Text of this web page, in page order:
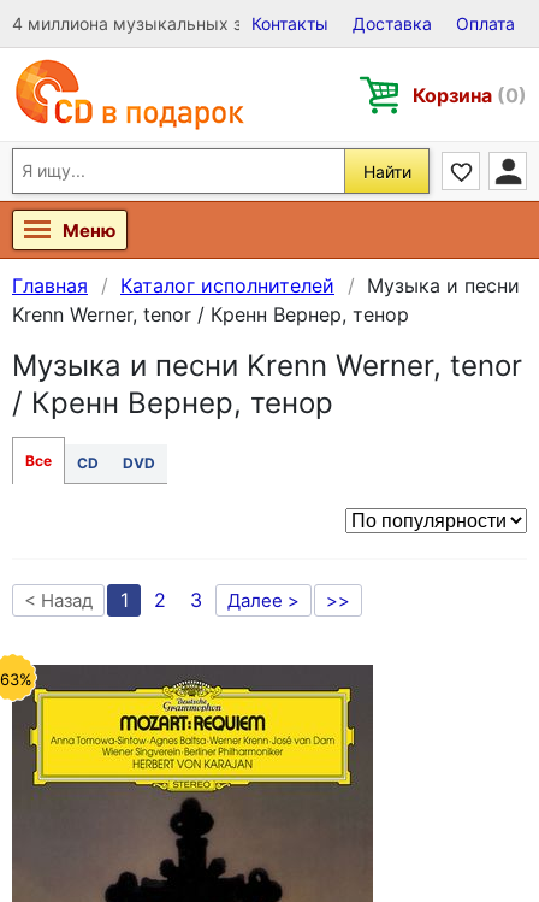
4 миллиона музыкальных записей на Виниле, CD и DVD
Контакты Доставка Оплата
Корзина (0)
Найти
Меню
Главная Каталог исполнителей
Музыка и песни
Krenn Werner, tenor / Кренн Вернер, тенор
Музыка и песни Krenn Werner, tenor
/ Кренн Вернер, тенор
Все CD DVD
< Назад 1 2 3 Далее > >>